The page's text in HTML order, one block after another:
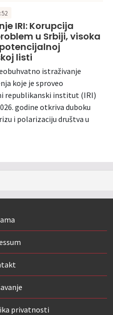
IRI: Korupcija
u Srbiji, visoka
listi
istraživanje
koje je sproveo
republikanski institut (IRI)
godine otkriva duboku
i polarizaciju društva u
privatnosti